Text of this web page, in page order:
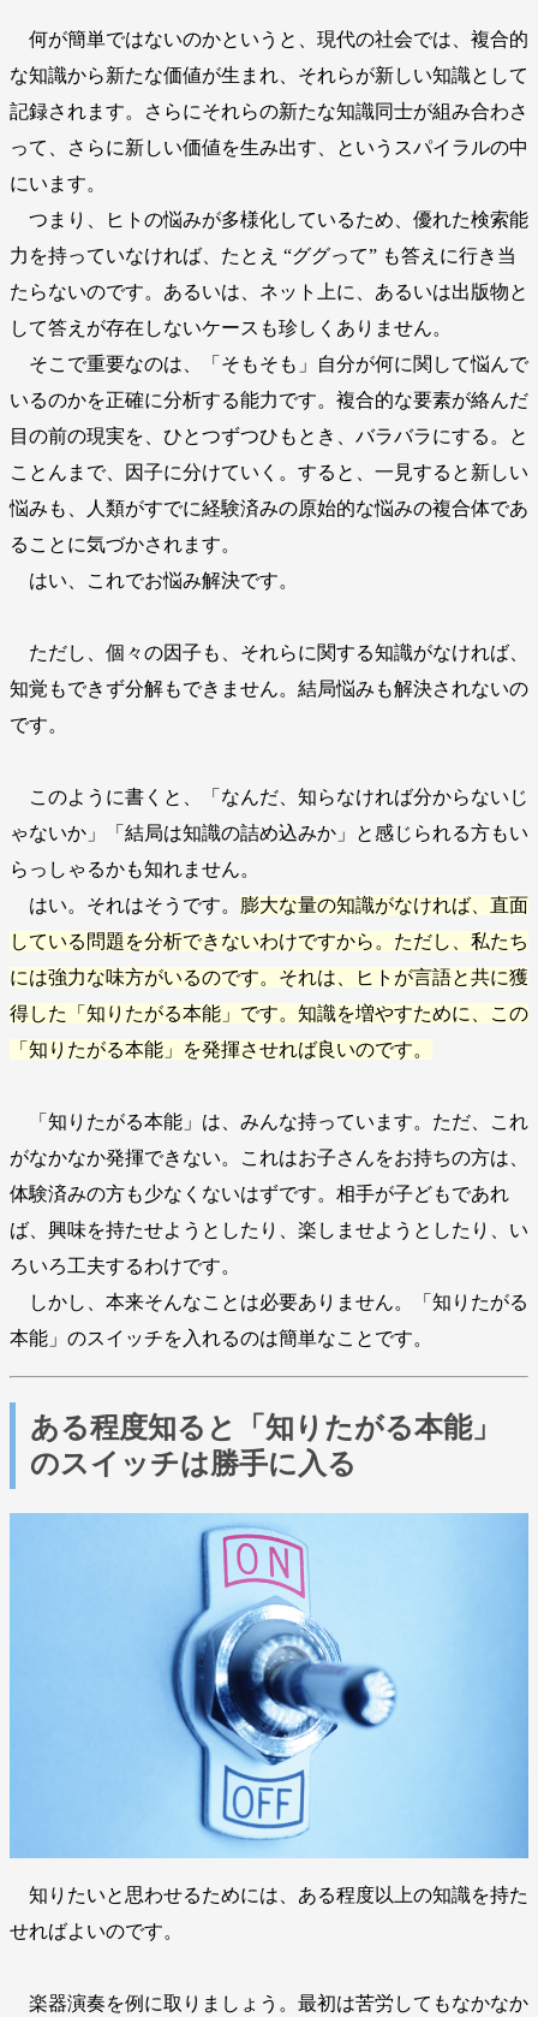
何が簡単ではないのかというと、現代の社会では、複合的
な知識から新たな価値が生まれ、それらが新しい知識として
記録されます。さらにそれらの新たな知識同士が組み合わさ
って、さらに新しい価値を生み出す、というスパイラルの中
にいます。
つまり、ヒトの悩みが多様化しているため、優れた検索能
力を持っていなければ、たとえ “ググって” も答えに行き当
たらないのです。あるいは、ネット上に、あるいは出版物と
して答えが存在しないケースも珍しくありません。
そこで重要なのは、「そもそも」自分が何に関して悩んで
いるのかを正確に分析する能力です。複合的な要素が絡んだ
目の前の現実を、ひとつずつひもとき、バラバラにする。と
ことんまで、因子に分けていく。すると、一見すると新しい
悩みも、人類がすでに経験済みの原始的な悩みの複合体であ
ることに気づかされます。
はい、これでお悩み解決です。
ただし、個々の因子も、それらに関する知識がなければ、
知覚もできず分解もできません。結局悩みも解決されないの
です。
このように書くと、「なんだ、知らなければ分からないじ
ゃないか」「結局は知識の詰め込みか」と感じられる方もい
らっしゃるかも知れません。
はい。それはそうです。 膨大な量の知識がなければ、直面
している問題を分析できないわけですから。ただし、私たち
には強力な味方がいるのです。それは、ヒトが言語と共に獲
得した「知りたがる本能」です。知識を増やすために、この
「知りたがる本能」を発揮させれば良いのです。
「知りたがる本能」は、みんな持っています。ただ、これ
がなかなか発揮できない。これはお子さんをお持ちの方は、
体験済みの方も少なくないはずです。相手が子どもであれ
ば、興味を持たせようとしたり、楽しませようとしたり、い
ろいろ工夫するわけです。
しかし、本来そんなことは必要ありません。「知りたがる
本能」のスイッチを入れるのは簡単なことです。
ある程度知ると「知りたがる本能」
のスイッチは勝手に入る
知りたいと思わせるためには、ある程度以上の知識を持た
せればよいのです。
楽器演奏を例に取りましょう。最初は苦労してもなかなか